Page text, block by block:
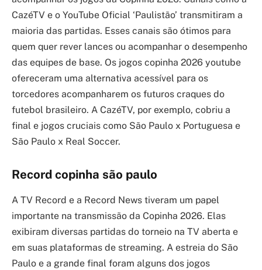
CazéTV e o YouTube Oficial ‘Paulistão’ transmitiram a
maioria das partidas. Esses canais são ótimos para
quem quer rever lances ou acompanhar o desempenho
das equipes de base. Os jogos copinha 2026 youtube
ofereceram uma alternativa acessível para os
torcedores acompanharem os futuros craques do
futebol brasileiro. A CazéTV, por exemplo, cobriu a
final e jogos cruciais como São Paulo x Portuguesa e
São Paulo x Real Soccer.
Record copinha são paulo
A TV Record e a Record News tiveram um papel
importante na transmissão da Copinha 2026. Elas
exibiram diversas partidas do torneio na TV aberta e
em suas plataformas de streaming. A estreia do São
Paulo e a grande final foram alguns dos jogos